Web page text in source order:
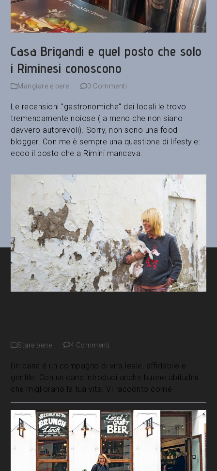
Casa Brigandi e quel posto che solo
i Riminesi conoscono
Mangiare e bere 0 Commenti
Le recensioni "gastronomiche" dei locali le trovo
tremendamente noiose ( a meno che non siano
davvero autorevoli). Sorry, non sono una food-
blogger. Con me è sempre una questione di lifestyle:
ecco il posto che a Rimini mancava.
Stare bene 4 Commenti
Un cane è un compagno di vita leale, affidabile e
gentile. Con un cane introduci anche buone abitudini
che migliorano la tua vita. Vi racconto come